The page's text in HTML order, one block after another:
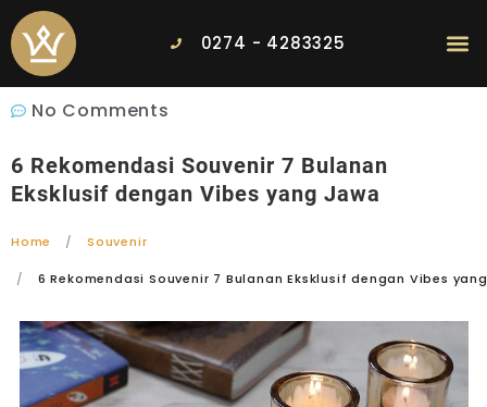
0274 - 4283325
No Comments
6 Rekomendasi Souvenir 7 Bulanan
Eksklusif dengan Vibes yang Jawa
Home Souvenir
6 Rekomendasi Souvenir 7 Bulanan Eksklusif dengan Vibes